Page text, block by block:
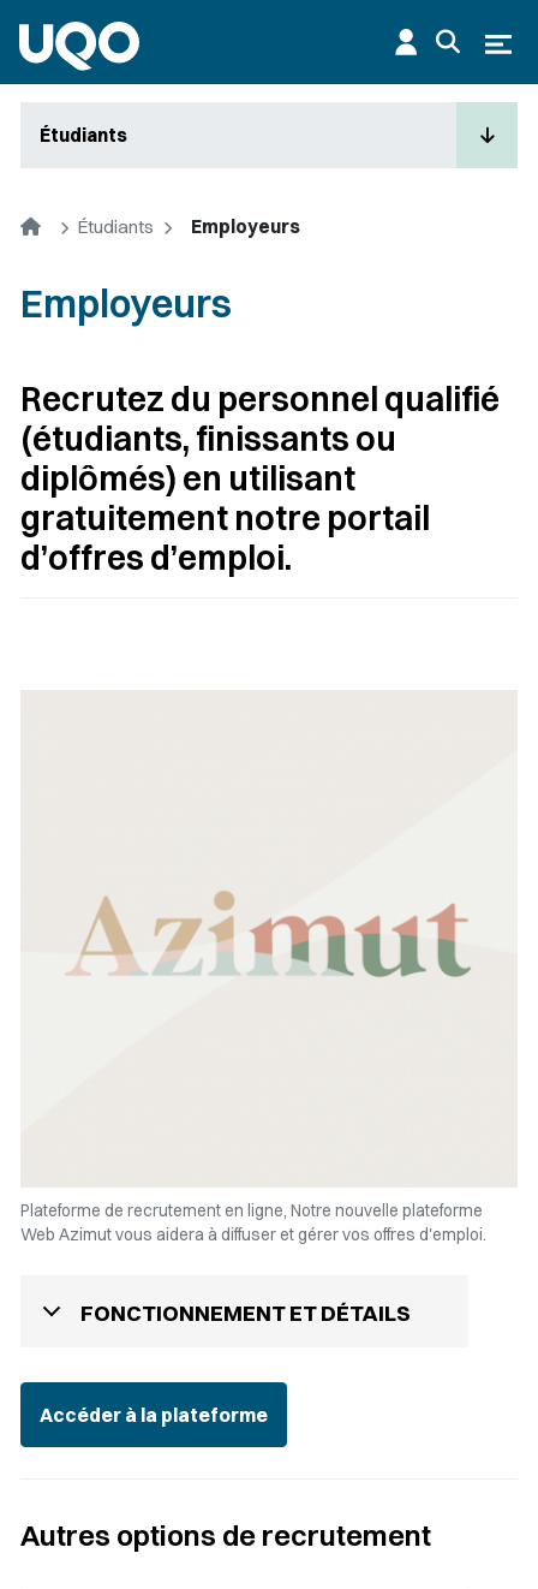
Étudiants
AccueilÉtudiants Employeurs
Employeurs
Recrutez du personnel qualifié
(étudiants, finissants ou
diplômés) en utilisant
gratuitement notre portail
d’offres d’emploi.
Plateforme de recrutement en ligne, Notre nouvelle plateforme
Web Azimut vous aidera à diffuser et gérer vos offres d'emploi.
FONCTIONNEMENT ET DÉTAILS
Accéder à la plateforme
Autres options de recrutement